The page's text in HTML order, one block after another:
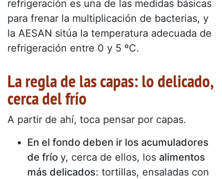
refrigeración es una de las medidas básicas
para frenar la multiplicación de bacterias, y
la AESAN sitúa la temperatura adecuada de
refrigeración entre 0 y 5 ºC.
La regla de las capas: lo delicado,
cerca del frío
A partir de ahí, toca pensar por capas.
En el fondo deben ir los acumuladores
de frío y, cerca de ellos, los alimentos
más delicados: tortillas, ensaladas con